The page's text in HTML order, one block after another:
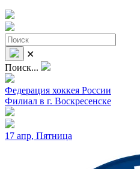
✕
Поиск...
Федерация хоккея России
Филиал в г. Воскресенске
17 апр, Пятница